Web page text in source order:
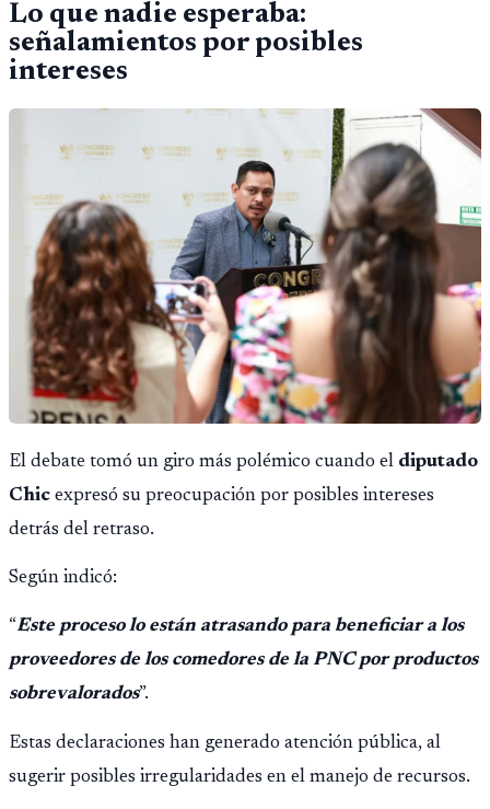
Lo que nadie esperaba:
señalamientos por posibles
intereses
El debate tomó un giro más polémico cuando el diputado
Chic expresó su preocupación por posibles intereses
detrás del retraso.
Según indicó:
“Este proceso lo están atrasando para beneficiar a los
proveedores de los comedores de la PNC por productos
sobrevalorados”.
Estas declaraciones han generado atención pública, al
sugerir posibles irregularidades en el manejo de recursos.